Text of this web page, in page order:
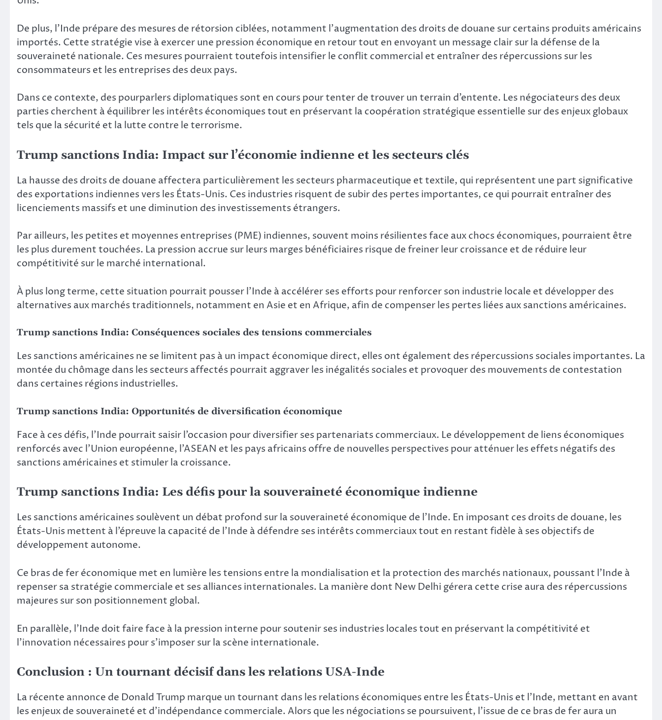
De plus, l’Inde prépare des mesures de rétorsion ciblées, notamment l’augmentation des droits de douane sur certains produits américains
importés. Cette stratégie vise à exercer une pression économique en retour tout en envoyant un message clair sur la défense de la
souveraineté nationale. Ces mesures pourraient toutefois intensifier le conflit commercial et entraîner des répercussions sur les
consommateurs et les entreprises des deux pays.
Dans ce contexte, des pourparlers diplomatiques sont en cours pour tenter de trouver un terrain d’entente. Les négociateurs des deux
parties cherchent à équilibrer les intérêts économiques tout en préservant la coopération stratégique essentielle sur des enjeux globaux
tels que la sécurité et la lutte contre le terrorisme.
Trump sanctions India: Impact sur l’économie indienne et les secteurs clés
La hausse des droits de douane affectera particulièrement les secteurs pharmaceutique et textile, qui représentent une part significative
des exportations indiennes vers les États-Unis. Ces industries risquent de subir des pertes importantes, ce qui pourrait entraîner des
licenciements massifs et une diminution des investissements étrangers.
Par ailleurs, les petites et moyennes entreprises (PME) indiennes, souvent moins résilientes face aux chocs économiques, pourraient être
les plus durement touchées. La pression accrue sur leurs marges bénéficiaires risque de freiner leur croissance et de réduire leur
compétitivité sur le marché international.
À plus long terme, cette situation pourrait pousser l’Inde à accélérer ses efforts pour renforcer son industrie locale et développer des
alternatives aux marchés traditionnels, notamment en Asie et en Afrique, afin de compenser les pertes liées aux sanctions américaines.
Trump sanctions India: Conséquences sociales des tensions commerciales
Les sanctions américaines ne se limitent pas à un impact économique direct, elles ont également des répercussions sociales importantes. La
montée du chômage dans les secteurs affectés pourrait aggraver les inégalités sociales et provoquer des mouvements de contestation
dans certaines régions industrielles.
Trump sanctions India: Opportunités de diversification économique
Face à ces défis, l’Inde pourrait saisir l’occasion pour diversifier ses partenariats commerciaux. Le développement de liens économiques
renforcés avec l’Union européenne, l’ASEAN et les pays africains offre de nouvelles perspectives pour atténuer les effets négatifs des
sanctions américaines et stimuler la croissance.
Trump sanctions India: Les défis pour la souveraineté économique indienne
Les sanctions américaines soulèvent un débat profond sur la souveraineté économique de l’Inde. En imposant ces droits de douane, les
États-Unis mettent à l’épreuve la capacité de l’Inde à défendre ses intérêts commerciaux tout en restant fidèle à ses objectifs de
développement autonome.
Ce bras de fer économique met en lumière les tensions entre la mondialisation et la protection des marchés nationaux, poussant l’Inde à
repenser sa stratégie commerciale et ses alliances internationales. La manière dont New Delhi gérera cette crise aura des répercussions
majeures sur son positionnement global.
En parallèle, l’Inde doit faire face à la pression interne pour soutenir ses industries locales tout en préservant la compétitivité et
l’innovation nécessaires pour s’imposer sur la scène internationale.
Conclusion : Un tournant décisif dans les relations USA-Inde
La récente annonce de Donald Trump marque un tournant dans les relations économiques entre les États-Unis et l’Inde, mettant en avant
les enjeux de souveraineté et d’indépendance commerciale. Alors que les négociations se poursuivent, l’issue de ce bras de fer aura un